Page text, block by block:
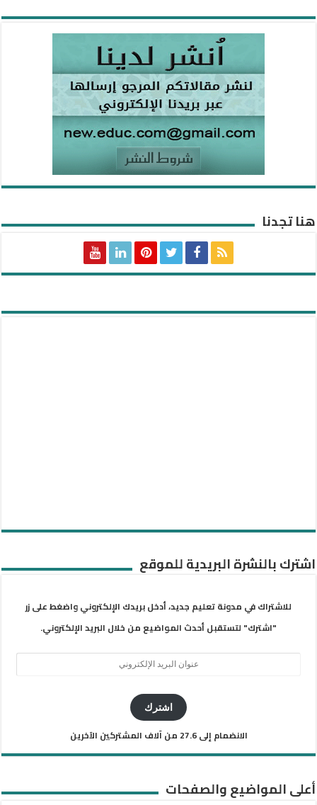
هنا تجدنا
اشترك بالنشرة البريدية للموقع
للاشتراك في مدونة تعليم جديد، أدخل بريدك الإلكتروني واضغط على زر
"اشترك" لتستقبل أحدث المواضيع من خلال البريد الإلكتروني.
اشترك
الانضمام إلى 27.6 من آلاف المشتركين الآخرين
أعلى المواضيع والصفحات